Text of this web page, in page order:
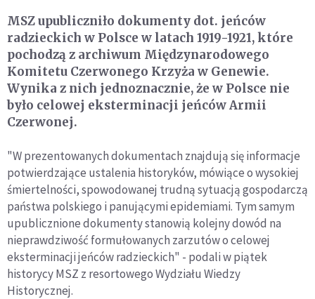
MSZ upubliczniło dokumenty dot. jeńców
radzieckich w Polsce w latach 1919-1921, które
pochodzą z archiwum Międzynarodowego
Komitetu Czerwonego Krzyża w Genewie.
Wynika z nich jednoznacznie, że w Polsce nie
było celowej eksterminacji jeńców Armii
Czerwonej.
"W prezentowanych dokumentach znajdują się informacje
potwierdzające ustalenia historyków, mówiące o wysokiej
śmiertelności, spowodowanej trudną sytuacją gospodarczą
państwa polskiego i panującymi epidemiami. Tym samym
upublicznione dokumenty stanowią kolejny dowód na
nieprawdziwość formułowanych zarzutów o celowej
eksterminacji jeńców radzieckich" - podali w piątek
historycy MSZ z resortowego Wydziału Wiedzy
Historycznej.